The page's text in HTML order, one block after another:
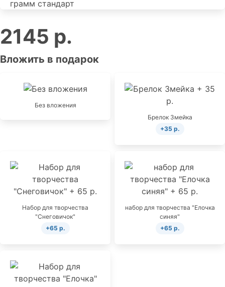
2145 р.
Вложить в подарок
Без вложения
Брелок Змейка
+35 р.
Набор для творчества
"Снеговичок"
+65 р.
набор для творчества "Елочка
синяя"
+65 р.